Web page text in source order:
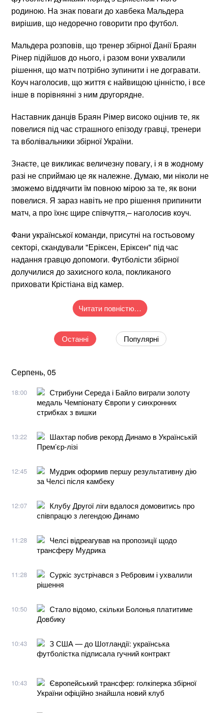
родиною. На знак поваги до хавбека Мальдера
вирішив, що недоречно говорити про футбол.
Мальдера розповів, що тренер збірної Данії Браян
Рінер підійшов до нього, і разом вони ухвалили
рішення, що матч потрібно зупинити і не догравати.
Коуч наголосив, що життя є найвищою цінністю, і все
інше в порівнянні з ним другорядне.
Наставник данців Браян Рімер високо оцінив те, як
повелися під час страшного епізоду гравці, тренери
та вболівальники збірної України.
Знаєте, це викликає величезну повагу, і я в жодному
разі не сприймаю це як належне. Думаю, ми ніколи не
зможемо віддячити їм повною мірою за те, як вони
повелися. Я зараз навіть не про рішення припинити
матч, а про їхнє щире співчуття,– наголосив коуч.
Фани української команди, присутні на гостьовому
секторі, скандували "Еріксен, Еріксен" під час
надання гравцю допомоги. Футболісти збірної
долучилися до захисного кола, покликаного
приховати Крістіана від камер.
Читати повністю…
Останні Популярні
Серпень, 05
18:00
Стрибуни Середа і Байло виграли золоту
медаль Чемпіонату Європи у синхронних
стрибках з вишки
13:22
Шахтар побив рекорд Динамо в Українській
Прем’єр-лізі
12:45
Мудрик оформив першу результативну дію
за Челсі після камбеку
12:07
Клубу Другої ліги вдалося домовитись про
співпрацю з легендою Динамо
11:28
Челсі відреагував на пропозиції щодо
трансферу Мудрика
11:28
Суркіс зустрічався з Ребровим і ухвалили
рішення
10:50
Стало відомо, скільки Болонья платитиме
Довбику
10:43
З США — до Шотландії: українська
футболістка підписала гучний контракт
10:43
Європейський трансфер: голкіперка збірної
України офіційно знайшла новий клуб